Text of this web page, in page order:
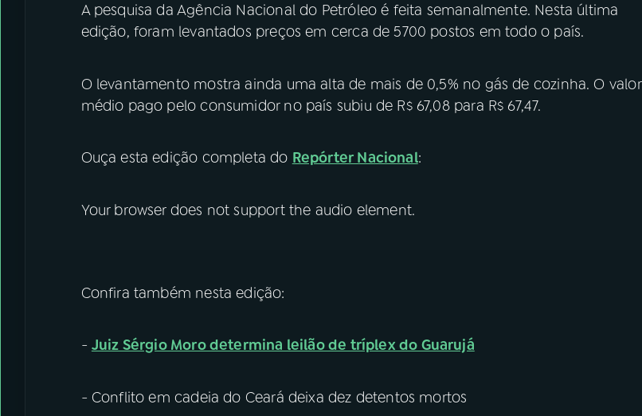
A pesquisa da Agência Nacional do Petróleo é feita semanalmente. Nesta última
edição, foram levantados preços em cerca de 5700 postos em todo o país.
O levantamento mostra ainda uma alta de mais de 0,5% no gás de cozinha. O valor
médio pago pelo consumidor no país subiu de R$ 67,08 para R$ 67,47.
Ouça esta edição completa do Repórter Nacional:
Your browser does not support the audio element.
Confira também nesta edição:
- Juiz Sérgio Moro determina leilão de tríplex do Guarujá
- Conflito em cadeia do Ceará deixa dez detentos mortos